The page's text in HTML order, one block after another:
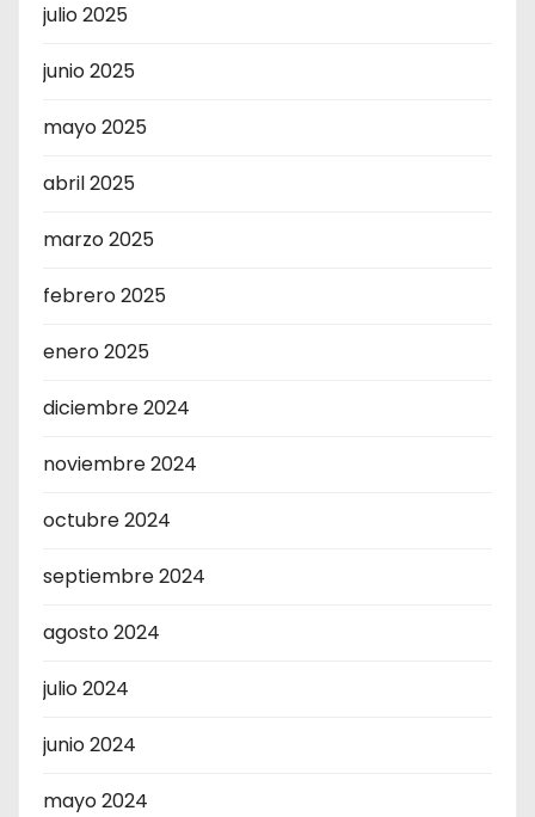
julio 2025
junio 2025
mayo 2025
abril 2025
marzo 2025
febrero 2025
enero 2025
diciembre 2024
noviembre 2024
octubre 2024
septiembre 2024
agosto 2024
julio 2024
junio 2024
mayo 2024